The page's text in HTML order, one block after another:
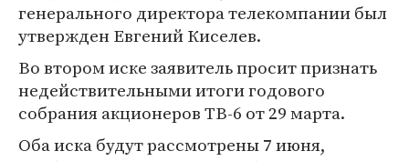
генерального директора телекомпании был
утвержден Евгений Киселев.
Во втором иске заявитель просит признать
недействительными итоги годового
собрания акционеров ТВ-6 от 29 марта.
Оба иска будут рассмотрены 7 июня,